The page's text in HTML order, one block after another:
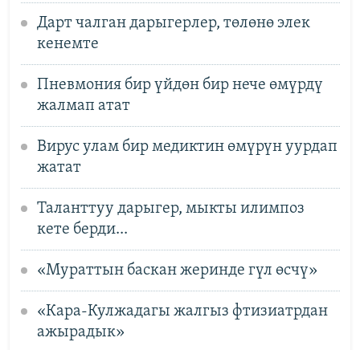
Дарт чалган дарыгерлер, төлөнө элек
кенемте
Пневмония бир үйдөн бир нече өмүрдү
жалмап атат
Вирус улам бир медиктин өмүрүн уурдап
жатат
Таланттуу дарыгер, мыкты илимпоз
кете берди...
«Мураттын баскан жеринде гүл өсчү»
«Кара-Кулжадагы жалгыз фтизиатрдан
ажырадык»